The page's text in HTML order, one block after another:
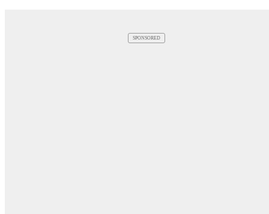
SPONSORED